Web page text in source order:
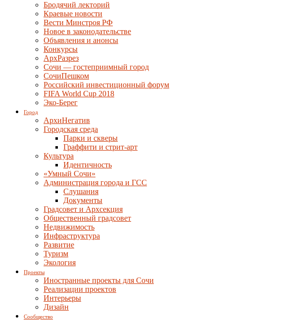
Бродячий лекторий
Краевые новости
Вести Минстроя РФ
Новое в законодательстве
Объявления и анонсы
Конкурсы
АрхРазрез
Сочи — гостеприимный город
СочиПешком
Российский инвестиционный форум
FIFA World Cup 2018
Эко-Берег
Город
АрхиНегатив
Городская среда
Парки и скверы
Граффити и стрит-арт
Культура
Идентичность
«Умный Сочи»
Администрация города и ГСС
Слушания
Документы
Градсовет и Архсекция
Общественный градсовет
Недвижимость
Инфраструктура
Развитие
Туризм
Экология
Проекты
Иностранные проекты для Сочи
Реализации проектов
Интерьеры
Дизайн
Сообщество